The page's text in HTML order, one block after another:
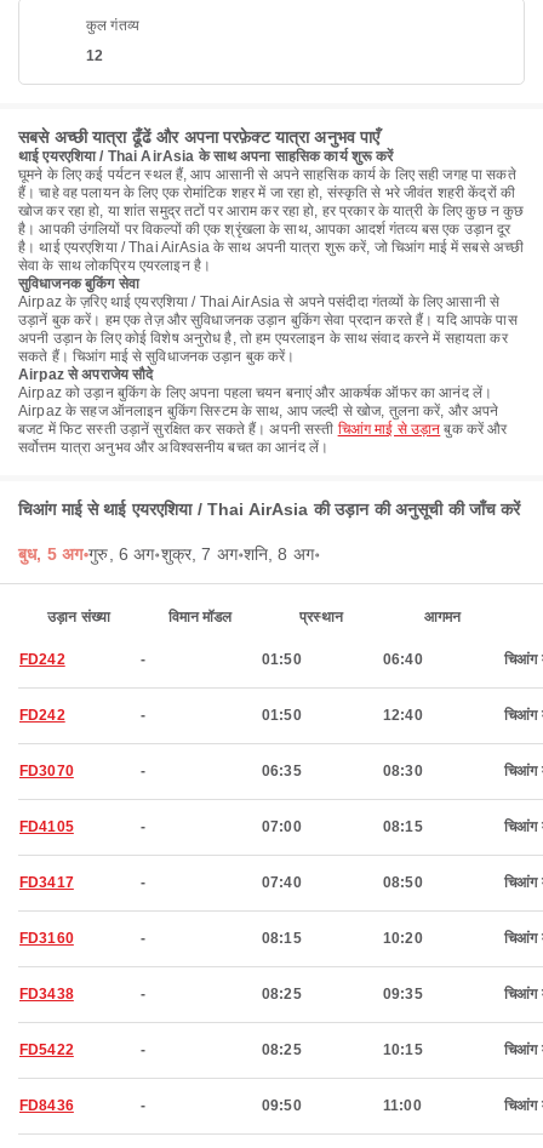
कुल गंतव्य
12
सबसे अच्छी यात्रा ढूँढें और अपना परफ़ेक्ट यात्रा अनुभव पाएँ
थाई एयरएशिया / Thai AirAsia के साथ अपना साहसिक कार्य शुरू करें
घूमने के लिए कई पर्यटन स्थल हैं, आप आसानी से अपने साहसिक कार्य के लिए सही जगह पा सकते
हैं। चाहे वह पलायन के लिए एक रोमांटिक शहर में जा रहा हो, संस्कृति से भरे जीवंत शहरी केंद्रों की
खोज कर रहा हो, या शांत समुद्र तटों पर आराम कर रहा हो, हर प्रकार के यात्री के लिए कुछ न कुछ
है। आपकी उंगलियों पर विकल्पों की एक श्रृंखला के साथ, आपका आदर्श गंतव्य बस एक उड़ान दूर
है। थाई एयरएशिया / Thai AirAsia के साथ अपनी यात्रा शुरू करें, जो चिआंग माई में सबसे अच्छी
सेवा के साथ लोकप्रिय एयरलाइन है।
सुविधाजनक बुकिंग सेवा
Airpaz के ज़रिए थाई एयरएशिया / Thai AirAsia से अपने पसंदीदा गंतव्यों के लिए आसानी से
उड़ानें बुक करें। हम एक तेज़ और सुविधाजनक उड़ान बुकिंग सेवा प्रदान करते हैं। यदि आपके पास
अपनी उड़ान के लिए कोई विशेष अनुरोध है, तो हम एयरलाइन के साथ संवाद करने में सहायता कर
सकते हैं। चिआंग माई से सुविधाजनक उड़ान बुक करें।
Airpaz से अपराजेय सौदे
Airpaz को उड़ान बुकिंग के लिए अपना पहला चयन बनाएं और आकर्षक ऑफर का आनंद लें।
Airpaz के सहज ऑनलाइन बुकिंग सिस्टम के साथ, आप जल्दी से खोज, तुलना करें, और अपने
बजट में फिट सस्ती उड़ानें सुरक्षित कर सकते हैं। अपनी सस्ती चिआंग माई से उड़ान बुक करें और
सर्वोत्तम यात्रा अनुभव और अविश्वसनीय बचत का आनंद लें।
चिआंग माई से थाई एयरएशिया / Thai AirAsia की उड़ान की अनुसूची की जाँच करें
बुध, 5 अग॰गुरु, 6 अग॰शुक्र, 7 अग॰शनि, 8 अग॰
उड़ान संख्या विमान मॉडल प्रस्थान आगमन
FD242 - 01:50 06:40 चिआंग
FD242 - 01:50 12:40 चिआंग
FD3070 - 06:35 08:30 चिआंग
FD4105 - 07:00 08:15 चिआंग
FD3417 - 07:40 08:50 चिआंग
FD3160 - 08:15 10:20 चिआंग
FD3438 - 08:25 09:35 चिआंग
FD5422 - 08:25 10:15 चिआंग
FD8436 - 09:50 11:00 चिआंग